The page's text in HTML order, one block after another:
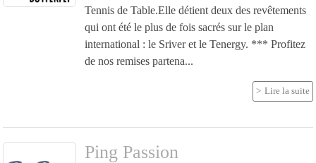
Tennis de Table.Elle détient deux des revêtements
qui ont été le plus de fois sacrés sur le plan
international : le Sriver et le Tenergy. *** Profitez
de nos remises partena...
Lire la suite
Ping Passion